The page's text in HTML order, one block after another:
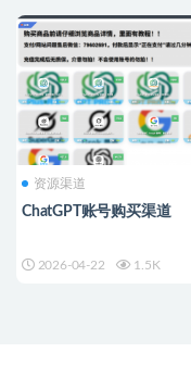
资源渠道
ChatGPT账号购买渠道
2026-04-22 1.5K